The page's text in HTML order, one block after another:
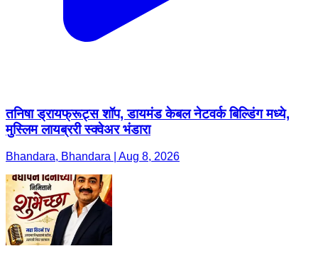
तनिषा ड्रायफ्रूट्स शॉप, डायमंड केबल नेटवर्क बिल्डिंग मध्ये,
मुस्लिम लायब्ररी स्क्वेअर भंडारा
Bhandara, Bhandara | Aug 8, 2026